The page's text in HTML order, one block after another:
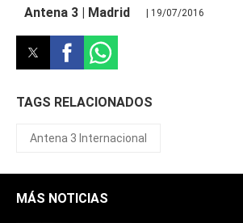
Antena 3 | Madrid | 19/07/2016
TAGS RELACIONADOS
Antena 3 Internacional
MÁS NOTICIAS